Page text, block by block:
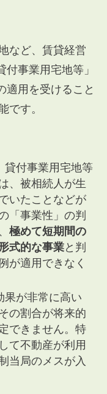
など、賃貸経営
事業用宅地等」
適用を受けること
です。
貸付事業用宅地等
、被相続人が生
いたことなどが
「事業性」の判
極めて短期間の
式的な事業と判
が適用できなく
果が非常に高い
の割合が将来的
できません。特
て不動産が利用
当局のメスが入